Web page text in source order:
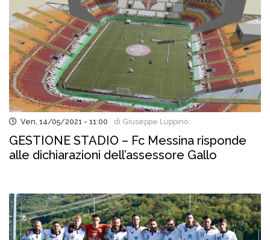
Ven, 14/05/2021 - 11:00 di Giuseppe Luppino
GESTIONE STADIO – Fc Messina risponde
alle dichiarazioni dell’assessore Gallo